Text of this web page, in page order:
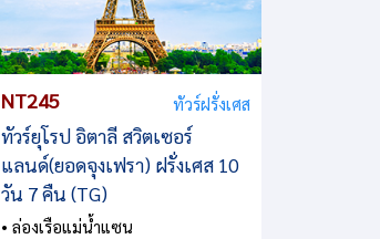
NT245 ทัวร์ฝรั่งเศส
ทัวร์ยุโรป อิตาลี สวิตเซอร์
แลนด์(ยอดจุงเฟรา) ฝรั่งเศส 10
วัน 7 คืน (TG)
• ล่องเรือแม่น้ำแซน